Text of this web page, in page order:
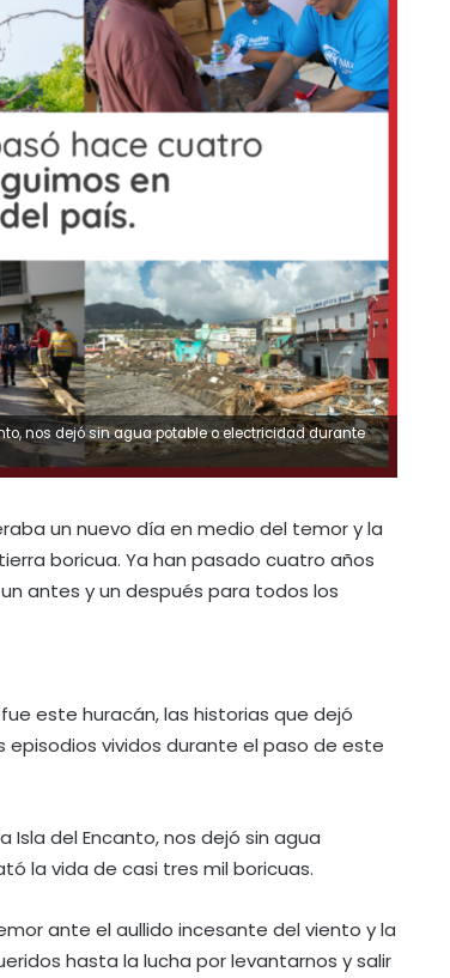
nos dejó sin agua potable o electricidad durante
un nuevo día en medio del temor y la
boricua. Ya han pasado cuatro años
antes y un después para todos los
este huracán, las historias que dejó
episodios vividos durante el paso de este
del Encanto, nos dejó sin agua
la vida de casi tres mil boricuas.
ante el aullido incesante del viento y la
hasta la lucha por levantarnos y salir